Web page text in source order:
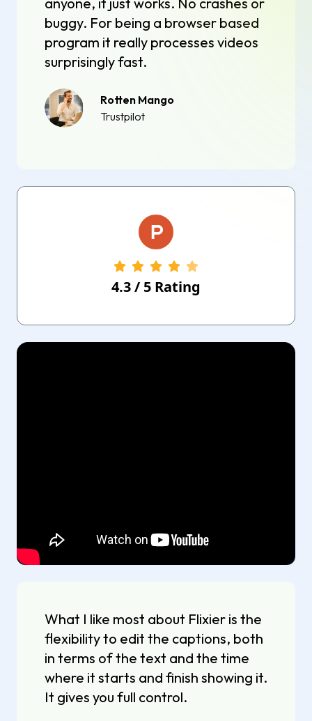
buggy. For being a browser based
program it really processes videos
surprisingly fast.
Rotten Mango
Trustpilot
4.3/ 5 Rating
What I like most about Flixier is the
flexibility to edit the captions, both
in terms of the text and the time
where it starts and finish showing it.
It gives you full control.